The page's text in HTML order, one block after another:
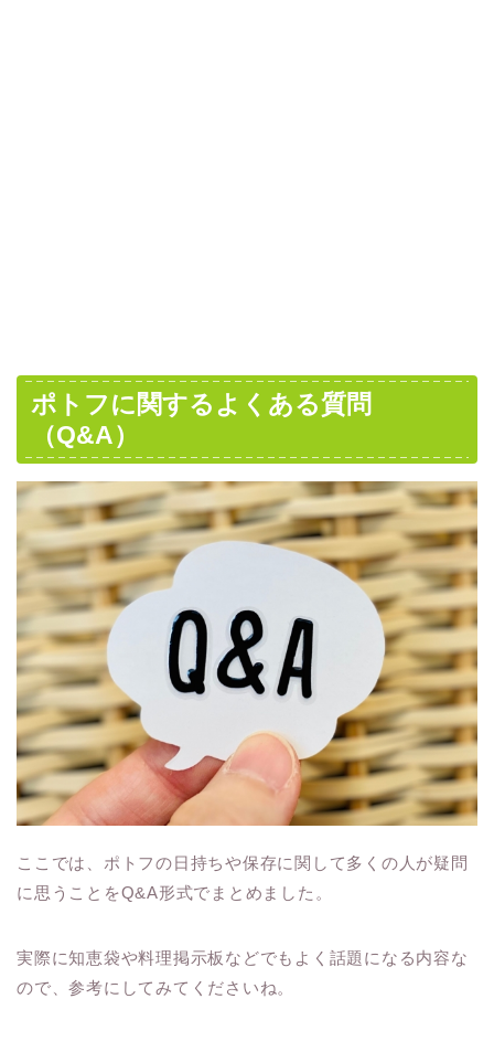
ポトフに関するよくある質問
（Q&A）
ここでは、ポトフの日持ちや保存に関して多くの人が疑問
に思うことをQ&A形式でまとめました。
実際に知恵袋や料理掲示板などでもよく話題になる内容な
ので、参考にしてみてくださいね。